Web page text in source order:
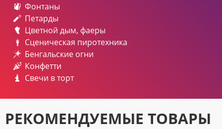
Фонтаны
Петарды
Цветной дым, фаеры
Сценическая пиротехника
Бенгальские огни
Конфетти
Свечи в торт
РЕКОМЕНДУЕМЫЕ ТОВАРЫ